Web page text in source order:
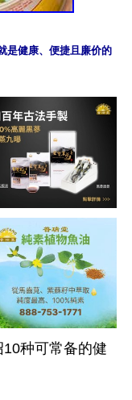
是健康、便捷且廉价的
种可常备的健